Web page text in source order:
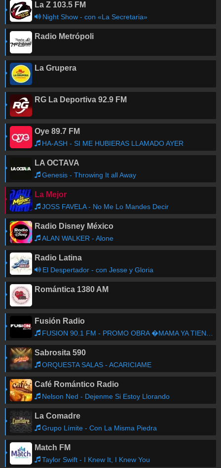
La Z 103.5 FM
Night Show - con «La Secretaria»
Radio Metrópoli
La Grupera
RG La Deportiva 92.9 FM
Oye 89.7 FM
HA-ASH - SI ME HUBIERAS LLAMADO AYER
LA OCTAVA
Genesis - Throwing It all Away
La Mejor
JOSS FAVELA - No Me Lo Mandes Decir
Radio Disney México
ALAN WALKER - Alone
Radio Latina
El Despertador - con Jesse y Gloria
Romántica 1380 AM
Fusión Radio
FUSION 90.1 FM - PROMO OBRA �MAMA YA TIENE NOVIO!
Sabrosita 590
ORQUESTA SALAS - ACARICIAME
Café Romántico Radio
Nelson Ned - Dejenme Si Estoy Llorando
La Comadre
Grupo Límite - Con La Misma Piedra
Match FM
Taylor Swift - I Knew It, I Knew You